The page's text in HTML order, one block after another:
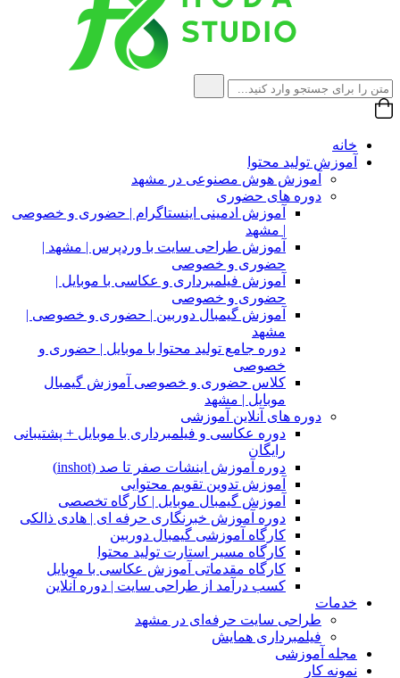
خانه
آموزش تولید محتوا
آموزش هوش مصنوعی در مشهد
دوره های حضوری
آموزش ادمینی اینستاگرام | حضوری و خصوصی
| مشهد
آموزش طراحی سایت با وردپرس | مشهد |
حضوری و خصوصی
آموزش فیلمبرداری و عکاسی با موبایل |
حضوری و خصوصی
آموزش گیمبال دوربین | حضوری و خصوصی |
مشهد
دوره جامع تولید محتوا با موبایل | حضوری و
خصوصی
کلاس حضوری و خصوصی آموزش گیمبال
موبایل | مشهد
دوره های آنلاین آموزشی
دوره عکاسی و فیلمبرداری با موبایل + پشتیبانی
رایگان
دوره آموزش اینشات صفر تا صد (inshot)
آموزش تدوین تقویم محتوایی
آموزش گیمبال موبایل | کارگاه تخصصی
دوره آموزش خبرنگاری حرفه ای | هادی ذالکی
کارگاه آموزشی گیمبال دوربین
کارگاه مسیر استارت تولید محتوا
کارگاه مقدماتی آموزش عکاسی با موبایل
کسب درآمد از طراحی سایت | دوره آنلاین
خدمات
طراحی سایت حرفه‌ای در مشهد
فیلمبرداری همایش
مجله آموزشی
نمونه کار